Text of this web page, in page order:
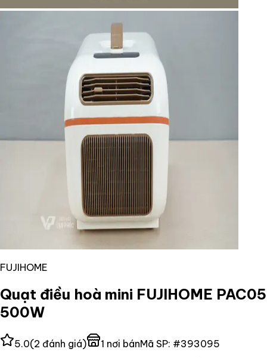
FUJIHOME
Quạt điều hoà mini FUJIHOME PAC05
500W
5.0(2 đánh giá) 1 nơi bánMã SP: #393095